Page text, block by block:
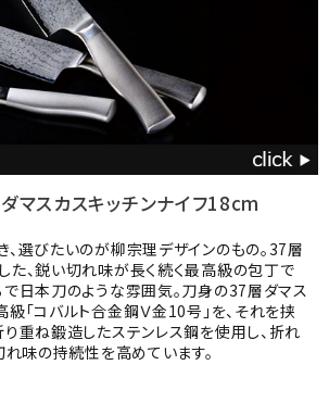
マスカスキッチンナイフ18cm
、選びたいのが柳宗理デザインのもの。37層
た、鋭い切れ味が長く続く最高級の包丁で
で日本刀のような雰囲気。刀身の37層ダマス
「コバルト合金鋼Ｖ金10号」を、それを挟
重ね鍛造したステンレス鋼を使用し、折れ
れ味の持続性を高めています。